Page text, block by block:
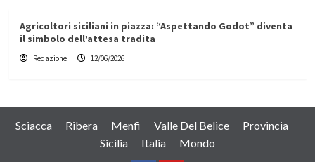
Agricoltori siciliani in piazza: “Aspettando Godot” diventa
il simbolo dell’attesa tradita
Redazione 12/06/2026
Sciacca Ribera Menfi Valle Del Belice
Provincia
Sicilia
Italia Mondo